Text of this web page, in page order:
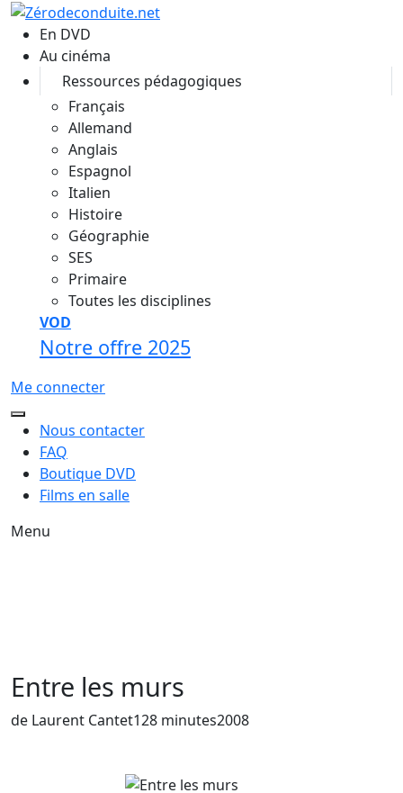
Aller au contenu principal
En DVD
Au cinéma
Ressources pédagogiques
Français
Allemand
Anglais
Espagnol
Italien
Histoire
Géographie
SES
Primaire
Toutes les disciplines
VOD
Notre offre 2025
Me connecter
Nous contacter
FAQ
Boutique DVD
Films en salle
Menu
Entre les murs
de Laurent Cantet128 minutesAnnée de sortie du film
2008